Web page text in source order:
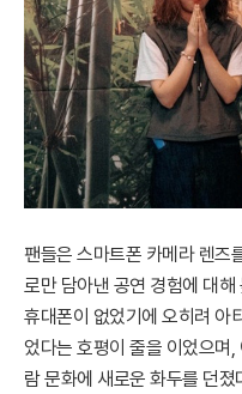
팬들은 스마트폰 카메라 렌즈
로만 담아낸 공연 경험에 대
휴대폰이 없었기에 오히려 아
었다는 호평이 줄을 이었으며
람 문화에 새로운 화두를 던